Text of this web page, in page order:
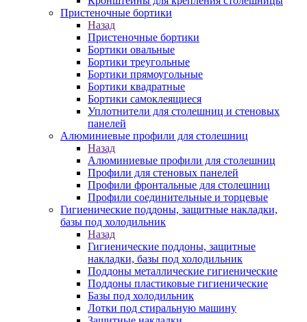
Пристеночные бортики
Назад
Пристеночные бортики
Бортики овальные
Бортики треугольные
Бортики прямоугольные
Бортики квадратные
Бортики самоклеящиеся
Уплотнители для столешниц и стеновых
панелей
Алюминиевые профили для столешниц
Назад
Алюминиевые профили для столешниц
Профили для стеновых панелей
Профили фронтальные для столешниц
Профили соединительные и торцевые
Гигиенические поддоны, защитные накладки,
базы под холодильник
Назад
Гигиенические поддоны, защитные
накладки, базы под холодильник
Поддоны металлические гигиенические
Поддоны пластиковые гигиенические
Базы под холодильник
Лотки под стиральную машину